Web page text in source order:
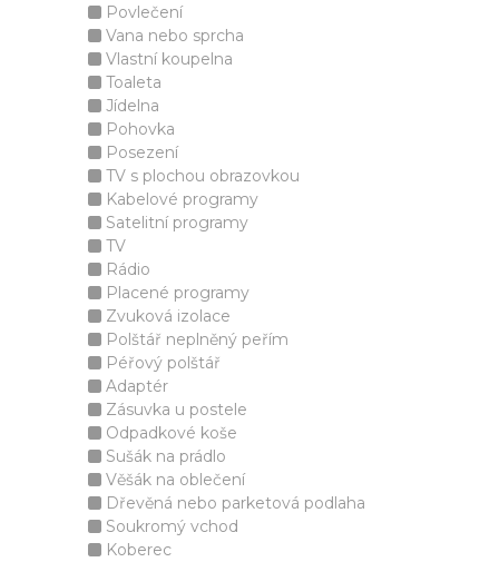
Povlečení
Vana nebo sprcha
Vlastní koupelna
Toaleta
Jídelna
Pohovka
Posezení
TV s plochou obrazovkou
Kabelové programy
Satelitní programy
TV
Rádio
Placené programy
Zvuková izolace
Polštář neplněný peřím
Péřový polštář
Adaptér
Zásuvka u postele
Odpadkové koše
Sušák na prádlo
Věšák na oblečení
Dřevěná nebo parketová podlaha
Soukromý vchod
Koberec